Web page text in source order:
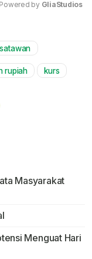
Powered by GliaStudios
rupiah kurs
Masyarakat
Menguat Hari